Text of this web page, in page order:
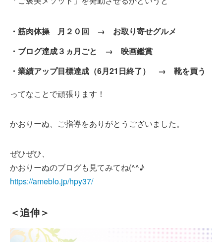
・筋肉体操 月２０回 → お取り寄せグルメ
・ブログ達成３ヵ月ごと → 映画鑑賞
・業績アップ目標達成（6月21日終了） → 靴を買う
ってなことで頑張ります！
かおりーぬ、ご指導をありがとうございました。
ぜひぜひ、
かおりーぬのブログも見てみてね(^^♪
https://ameblo.jp/hpy37/
＜追伸＞